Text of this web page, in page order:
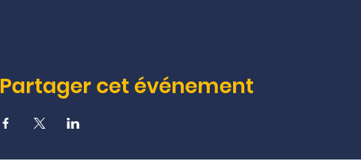
Partager cet événement